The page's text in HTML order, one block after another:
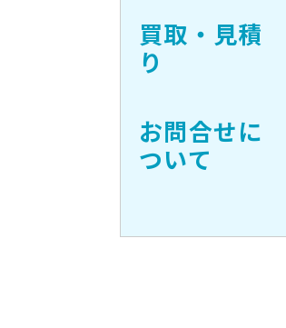
買取・見積
り
お問合せに
ついて